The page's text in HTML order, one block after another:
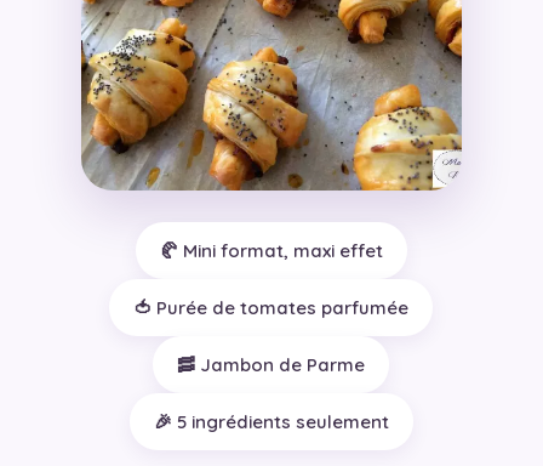
🥐 Mini format, maxi effet
🍅 Purée de tomates parfumée
🥓 Jambon de Parme
🎉 5 ingrédients seulement